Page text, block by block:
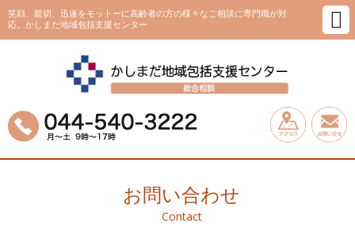
笑顔、親切、迅速をモットーに高齢者の方の様々なご相談に専門職が対
応。かしまだ地域包括支援センター
お問い合わせ
Contact